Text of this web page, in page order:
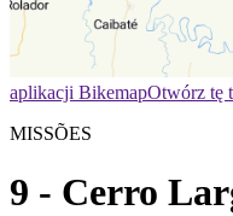
aplikacji BikemapOtwórz tę
MISSÕES
9 - Cerro